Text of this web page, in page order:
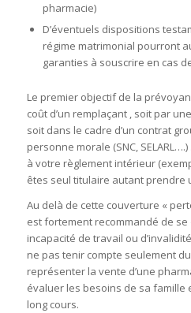
pharmacie)
D’éventuels dispositions
régime matrimonial pourront
garanties à souscrire en cas
Le premier objectif de la
coût d’un remplaçant , soit par
soit dans le cadre d’un contrat
personne morale (SNC,
à votre règlement intérieur
êtes seul titulaire autant prendre
Au delà de cette couverture «
est fortement recommandé de
incapacité de travail ou
ne pas tenir compte seulement
représenter la vente d’une
évaluer les besoins de sa famille
long cours.